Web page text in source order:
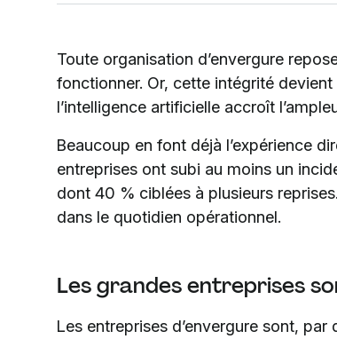
Toute organisation d’envergure
fonctionner. Or, cette intégrité
l’intelligence artificielle accroît
Beaucoup en font déjà l’expérience
entreprises ont subi au moins un
dont 40 % ciblées à plusieurs
dans le quotidien opérationnel.
Les grandes entreprises
Les entreprises d’envergure sont,